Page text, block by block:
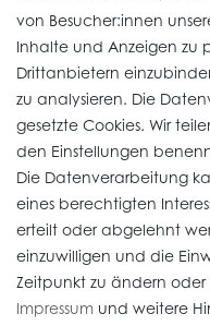
Vertrag widerrufen
Informationen
Widerrufs­recht
Impressum
AGB
von Besucher:innen
Inhalte und Anzeigen zu
Drittanbietern
zu analysieren. Die
gesetzte Cookies. Wir
den Einstellungen
Die Datenverarbeitung
eines berechtigten
erteilt oder abgelehnt
einzuwilligen und die
Zeitpunkt zu ändern oder
Impressum und weitere